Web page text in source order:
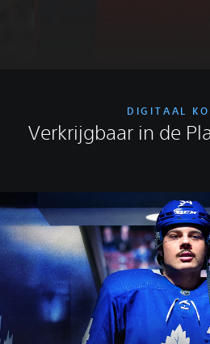
DIGITAAL
Verkrijgbaar in de